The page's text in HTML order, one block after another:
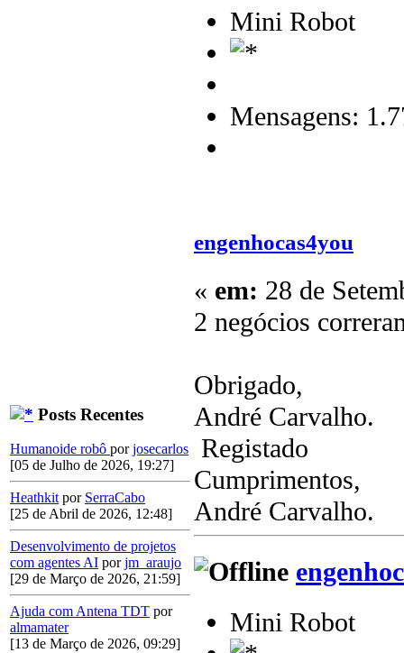
Posts Recentes
Humanoide robô porjosecarlos
[05 de Julho de 2026, 19:27]
Heathkit por SerraCabo
[25 de Abril de 2026, 12:48]
Desenvolvimento de projetos
com agentes AI porjm_araujo
[29 de Março de 2026, 21:59]
Ajuda com Antena TDT por
almamater
[13 de Março de 2026, 09:29]
Mini Robot
Mensagens:
engenhocas4you
« em: 28 de
2 negócios
Obrigado,
André Carvalho.
Registado
Cumprimentos,
André Carvalho.
Mini Robot